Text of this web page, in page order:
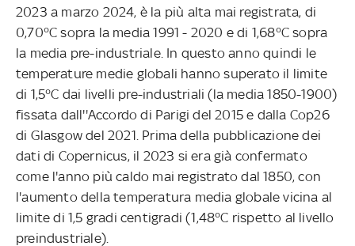
2023 a marzo 2024, è la più alta mai registrata, di
0,70°C sopra la media 1991 - 2020 e di 1,68°C sopra
la media pre-industriale. In questo anno quindi le
temperature medie globali hanno superato il limite
di 1,5°C dai livelli pre-industriali (la media 1850-1900)
fissata dall''Accordo di Parigi del 2015 e dalla Cop26
di Glasgow del 2021. Prima della pubblicazione dei
dati di Copernicus, il 2023 si era già confermato
come l'anno più caldo mai registrato dal 1850, con
l'aumento della temperatura media globale vicina al
limite di 1,5 gradi centigradi (1,48°C rispetto al livello
preindustriale).